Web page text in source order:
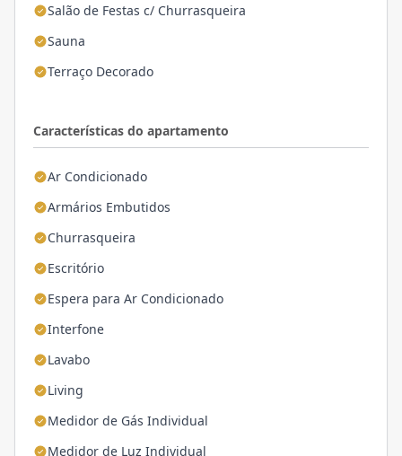
Salão de Festas c/ Churrasqueira
Sauna
Terraço Decorado
Características do apartamento
Ar Condicionado
Armários Embutidos
Churrasqueira
Escritório
Espera para Ar Condicionado
Interfone
Lavabo
Living
Medidor de Gás Individual
Medidor de Luz Individual